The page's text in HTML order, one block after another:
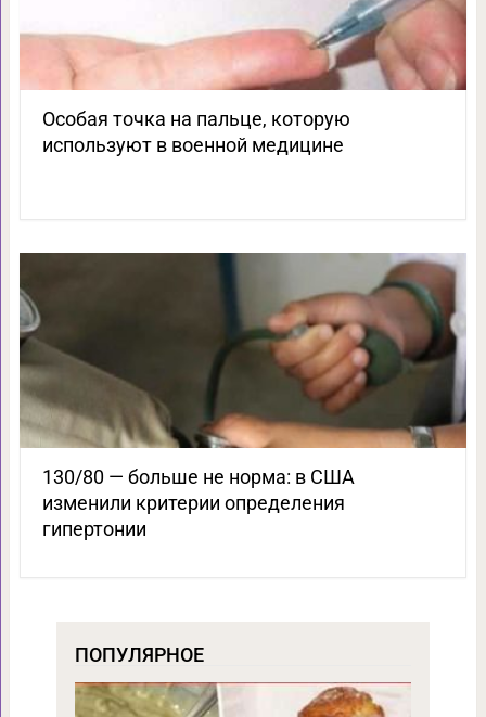
Особая точка на пальце, которую
используют в военной медицине
130/80 — больше не норма: в США
изменили критерии определения
гипертонии
ПОПУЛЯРНОЕ